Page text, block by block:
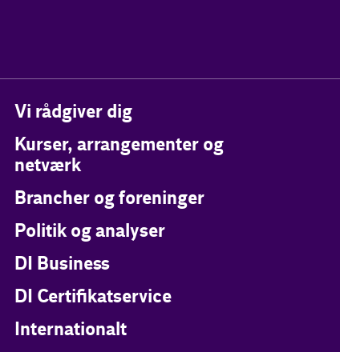
Vi rådgiver dig
Kurser, arrangementer og
netværk
Brancher og foreninger
Politik og analyser
DI Business
DI Certifikatservice
Internationalt